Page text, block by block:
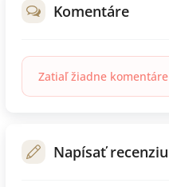
Komentáre
Zatiaľ žiadne komentáre
Napísať recenziu